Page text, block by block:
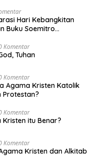
Hari Kebangkitan
Buku Soemitro
Nasional
Nasional dan
Komentar
Tuhan
Komentar
Agama Kristen Katolik
Protestan?
Komentar
itu Benar?
Komentar
Kristen dan Alkitab